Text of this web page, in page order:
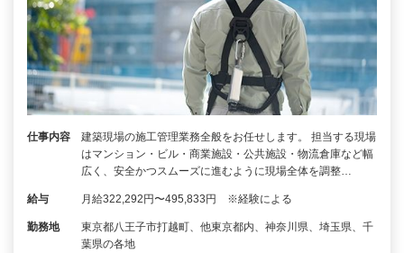
仕事内容
建築現場の施工管理業務全般をお任せします。 担当する現場
はマンション・ビル・商業施設・公共施設・物流倉庫など幅
広く、安全かつスムーズに進むように現場全体を調整…
給与 月給322,292円〜495,833円 ※経験による
勤務地
東京都八王子市打越町、他東京都内、神奈川県、埼玉県、千
葉県の各地